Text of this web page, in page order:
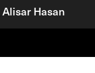
Hasan